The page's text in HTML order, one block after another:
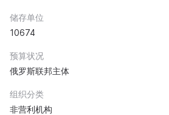
储存单位
10674
预算状况
俄罗斯联邦主体
组织分类
非营利机构